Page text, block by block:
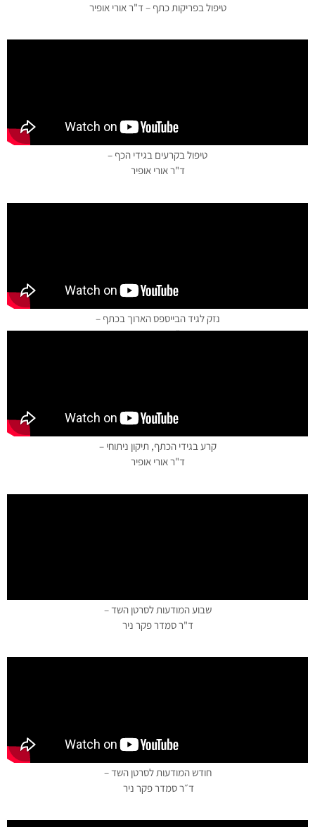
טיפול בפריקות כתף – ד"ר אורי אופיר
טיפול בקרעים בגידי הכף –
ד"ר אורי אופיר
נזק לגיד הבייספס הארוך בכתף –
ד"ר אורי אופיר
קרע בגידי הכתף, תיקון ניתוחי –
ד"ר אורי אופיר
שבוע המודעות לסרטן השד –
ד"ר סמדר פקר ניר
חודש המודעות לסרטן השד –
ד״ר סמדר פקר ניר